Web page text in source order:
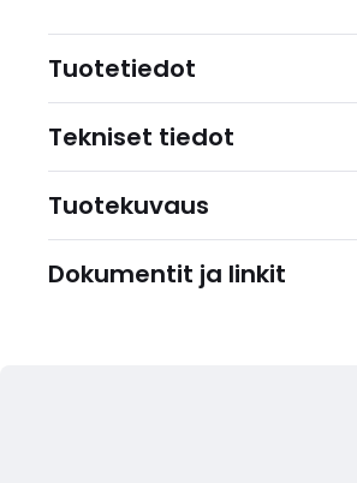
Tuotetiedot
Tekniset tiedot
Tuotekuvaus
Dokumentit ja linkit